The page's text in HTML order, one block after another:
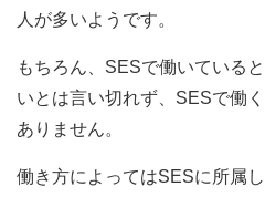
人が多いようです。
もちろん、SESで働いている
いとは言い切れず、SESで働
ありません。
働き方によってはSESに所属